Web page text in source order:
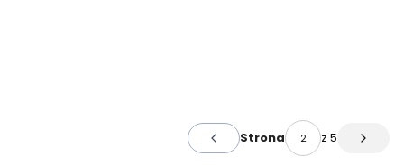
Poprzednie wpisy
Strona z 5